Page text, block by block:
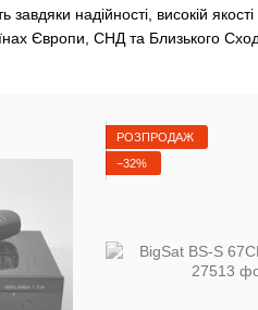
завдяки надійності, високій
Європи, СНД та Близького
забезпечують стабільний
та зручність використання.
продуктів.
та приставки
супутникові та ефірні антени,
— блоки живлення, кабелі,
РОЗПРОДАЖ
−32%